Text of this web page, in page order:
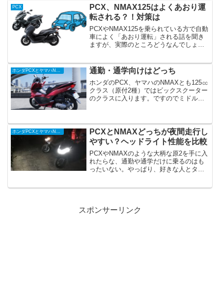
です。特に125㏄クラスでも大柄なビック
スクーター...
PCX
PCX、NMAX125はよくあおり運
転される？！対策は
PCXやNMAX125を乗られている方で自動
車によく「あおり運転」される話を聞き
ますが、実際のところどうなんでしょ
車に煽られやすいのは事実。
ホンダPCXとヤマハNMAXを徹底比較 通勤・通学向けはどっち
ホンダのPCX、ヤマハのNMAXとも125㏄
クラス（原付2種）ではビックスクーター
のクラスに入ります。ですのでミドルク
なります。その分駐車場での取り回し
や、公道で...
PCXとNMAXどっちが夜間走行し
やすい？ヘッドライト性能を比較
PCXやNMAXのような大柄な原2を手に入
れたらな、通勤や通学だけに乗るのはも
ったいない。やっぱり、好きな人とタン
スポンサーリンク